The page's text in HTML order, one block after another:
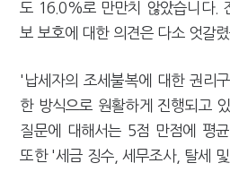
도 16.0%로 만만치 않았습니다.
보 보호에 대한 의견은 다소 엇갈
'납세자의 조세불복에 대한 권리
한 방식으로 원활하게 진행되고
질문에 대해서는 5점 만점에 평
또한 '세금 징수, 세무조사, 탈세